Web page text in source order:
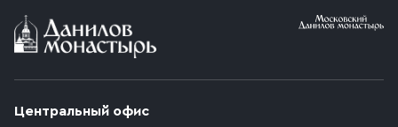
Условия доставки
возникают препятствия для подъезда автомобиля,
Центральный офис